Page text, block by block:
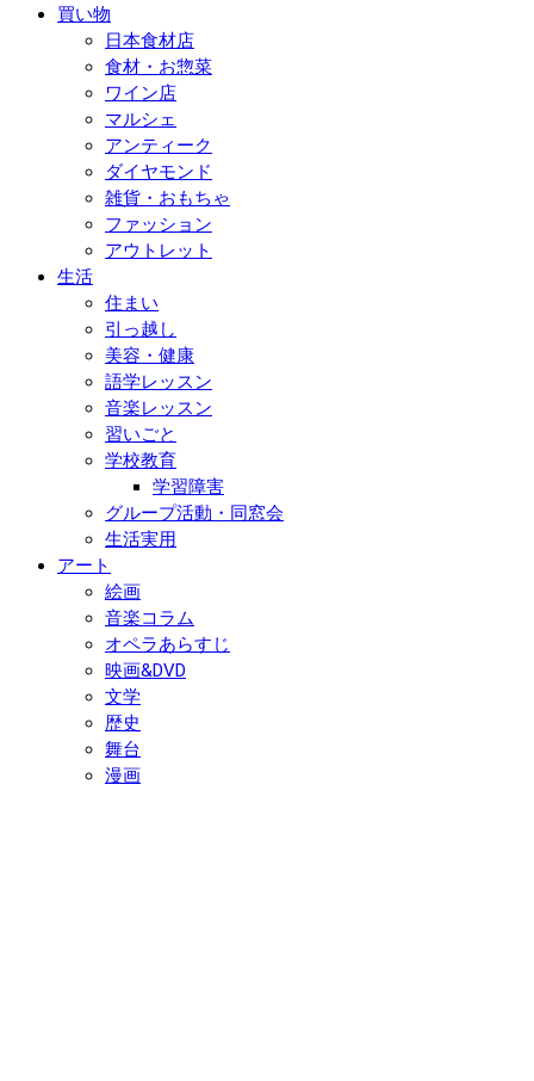
買い物
日本食材店
食材・お惣菜
ワイン店
マルシェ
アンティーク
ダイヤモンド
雑貨・おもちゃ
ファッション
アウトレット
生活
住まい
引っ越し
美容・健康
語学レッスン
音楽レッスン
習いごと
学校教育
学習障害
グループ活動・同窓会
生活実用
アート
絵画
音楽コラム
オペラあらすじ
映画&DVD
文学
歴史
舞台
漫画